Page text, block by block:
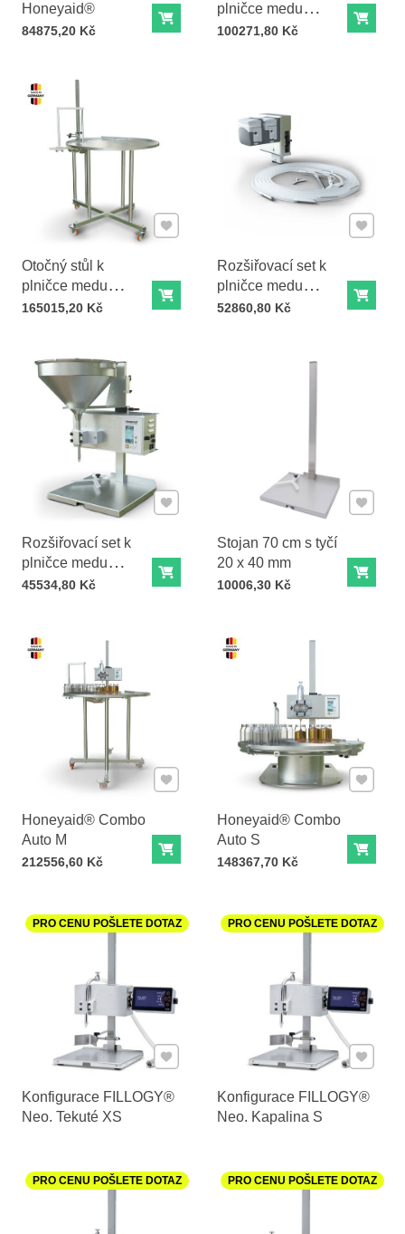
Honeyaid®
Cena s DPH
84875,20 Kč Do košíku
plničce medu
Honeyaid® Auto S
Cena s DPH
100271,80 Kč Do
Otočný stůl k
plničce medu
Honeyaid® Auto M
Cena s DPH
165015,20 Kč Do košíku
Přidat k Oblíbeným
Rozšiřovací set k
plničce medu
Honeyaid® Propolis
Cena s DPH
52860,80 Kč Do
Přidat k
Rozšiřovací set k
plničce medu
Honeyaid® Royal
Cena s DPH
45534,80 Kč Do košíku
Přidat k Oblíbeným
Stojan 70 cm s tyčí
20 x 40 mm
Cena s DPH
10006,30 Kč Do
Přidat k
Honeyaid® Combo
Auto M
Cena s DPH
212556,60 Kč Do košíku
Přidat k Oblíbeným
Honeyaid® Combo
Auto S
Cena s DPH
148367,70 Kč Do
Přidat k
Konfigurace FILLOGY®
Neo. Tekuté XS
PRO CENU POŠLETE DOTAZ
Přidat k Oblíbeným
Konfigurace FILLOGY®
Neo. Kapalina S
PRO CENU POŠLETE DOTAZ
Přidat k
PRO CENU POŠLETE DOTAZ PRO CENU POŠLETE DOTAZ